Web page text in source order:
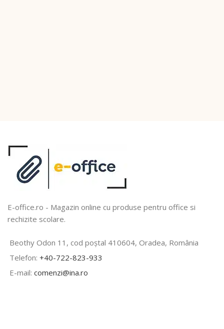
E-office.ro - Magazin online cu produse pentru office si
rechizite scolare.
Beothy Odon 11, cod poștal 410604, Oradea, România
Telefon: +40-722-823-933
E-mail: comenzi@ina.ro